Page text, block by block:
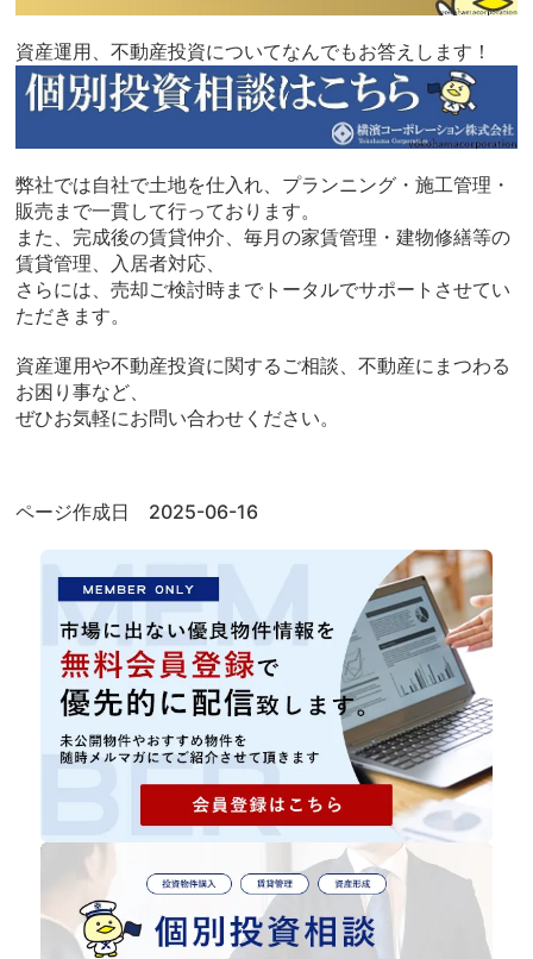
資産運用、不動産投資についてなんでもお答えします！
弊社では自社で土地を仕入れ、プランニング・施工管理・
販売まで一貫して行っております。
また、完成後の賃貸仲介、毎月の家賃管理・建物修繕等の
賃貸管理、入居者対応、
さらには、売却ご検討時までトータルでサポートさせてい
ただきます。
資産運用や不動産投資に関するご相談、不動産にまつわる
お困り事など、
ぜひお気軽にお問い合わせください。
ページ作成日 2025-06-16